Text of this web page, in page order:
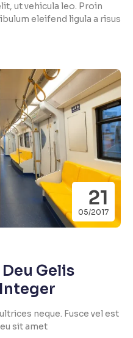
ut vehicula leo. Proin
eleifend ligula a risus
21
05/2017
Gelis
neque. Fusce vel est
sit amet